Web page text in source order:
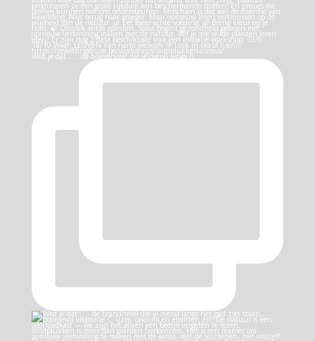
Wist je dat… …de brandnetel die je overal langs h